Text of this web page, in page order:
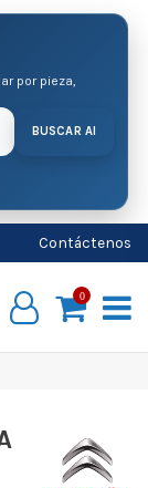
por pieza,
BUSCAR AI
Contáctenos
0